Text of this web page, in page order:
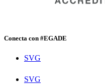
Conecta con #EGADE
SVG
SVG